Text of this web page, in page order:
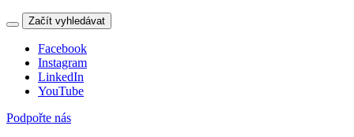
Začít vyhledávat
Facebook
Instagram
LinkedIn
YouTube
Podpořte nás